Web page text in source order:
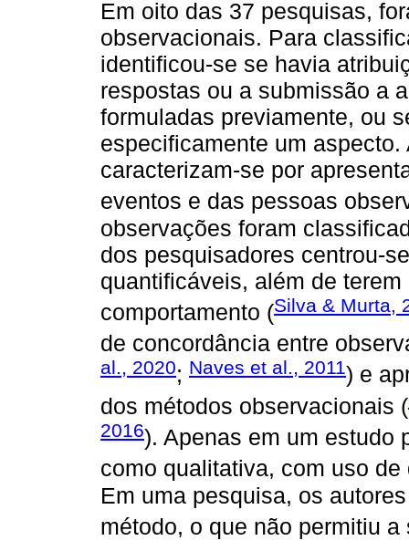
Em oito das 37 pesquisas,
observacionais. Para
identificou-se se havia
respostas ou a submissão a
formuladas previamente, ou
especificamente um
caracterizam-se por
eventos e das pessoas
observações foram
dos pesquisadores centrou-
quantificáveis, além de
comportamento (Silva & Murta,
de concordância entre
al., 2020; Naves et al., 2011) e
dos métodos observacionais (
2016). Apenas em um estudo
como qualitativa, com uso
Em uma pesquisa, os
método, o que não permitiu